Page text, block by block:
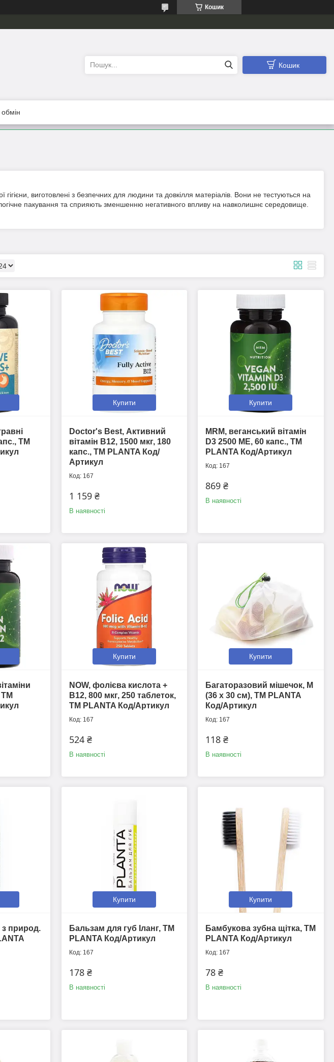
Кошик
Кошик
гігієни, виготовлені з безпечних для людини та довкілля матеріалів. Вони не тестуються на
пакування та сприяють зменшенню негативного впливу на навколишнє середовище.
ТМ
Купити
Doctor's Best, Активний
вітамін B12, 1500 мкг, 180
капс., ТМ PLANTA Код/
Артикул
167
1 159 ₴
В наявності
Купити
MRM, веганський вітамін
D3 2500 ME, 60 капс., ТМ
PLANTA Код/Артикул
167
869 ₴
В наявності
ТМ
Купити
NOW, фолієва кислота +
B12, 800 мкг, 250 таблеток,
ТМ PLANTA Код/Артикул
167
524 ₴
В наявності
Купити
Багаторазовий мішечок, M
(36 х 30 см), ТМ PLANTA
Код/Артикул
167
118 ₴
В наявності
з природ.
Купити
Бальзам для губ Іланг, ТМ
PLANTA Код/Артикул
167
178 ₴
В наявності
Купити
Бамбукова зубна щітка, ТМ
PLANTA Код/Артикул
167
78 ₴
В наявності